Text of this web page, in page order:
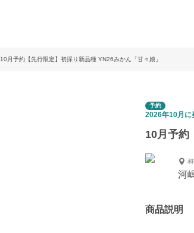
10月予約【先行限定】初採り新品種 YN26みかん「甘々娘」
予約
2026年10月に
10月予約
河
商品説明